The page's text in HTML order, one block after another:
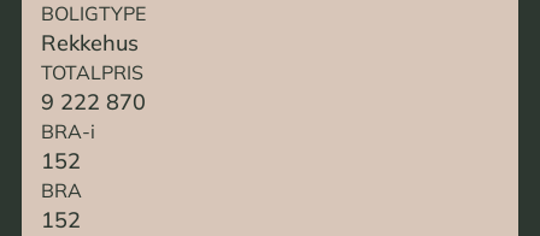
BOLIGTYPE
Rekkehus
TOTALPRIS
9 222 870
BRA-i
152
BRA
152